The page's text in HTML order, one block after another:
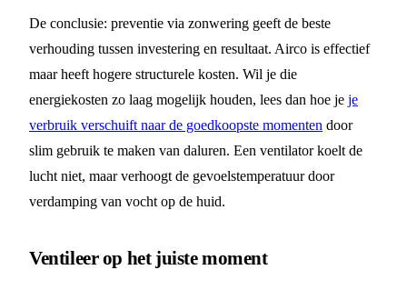
De conclusie: preventie via zonwering geeft de beste
verhouding tussen investering en resultaat. Airco is effectief
maar heeft hogere structurele kosten. Wil je die
energiekosten zo laag mogelijk houden, lees dan hoe je je
verbruik verschuift naar de goedkoopste momenten door
slim gebruik te maken van daluren. Een ventilator koelt de
lucht niet, maar verhoogt de gevoelstemperatuur door
verdamping van vocht op de huid.
Ventileer op het juiste moment